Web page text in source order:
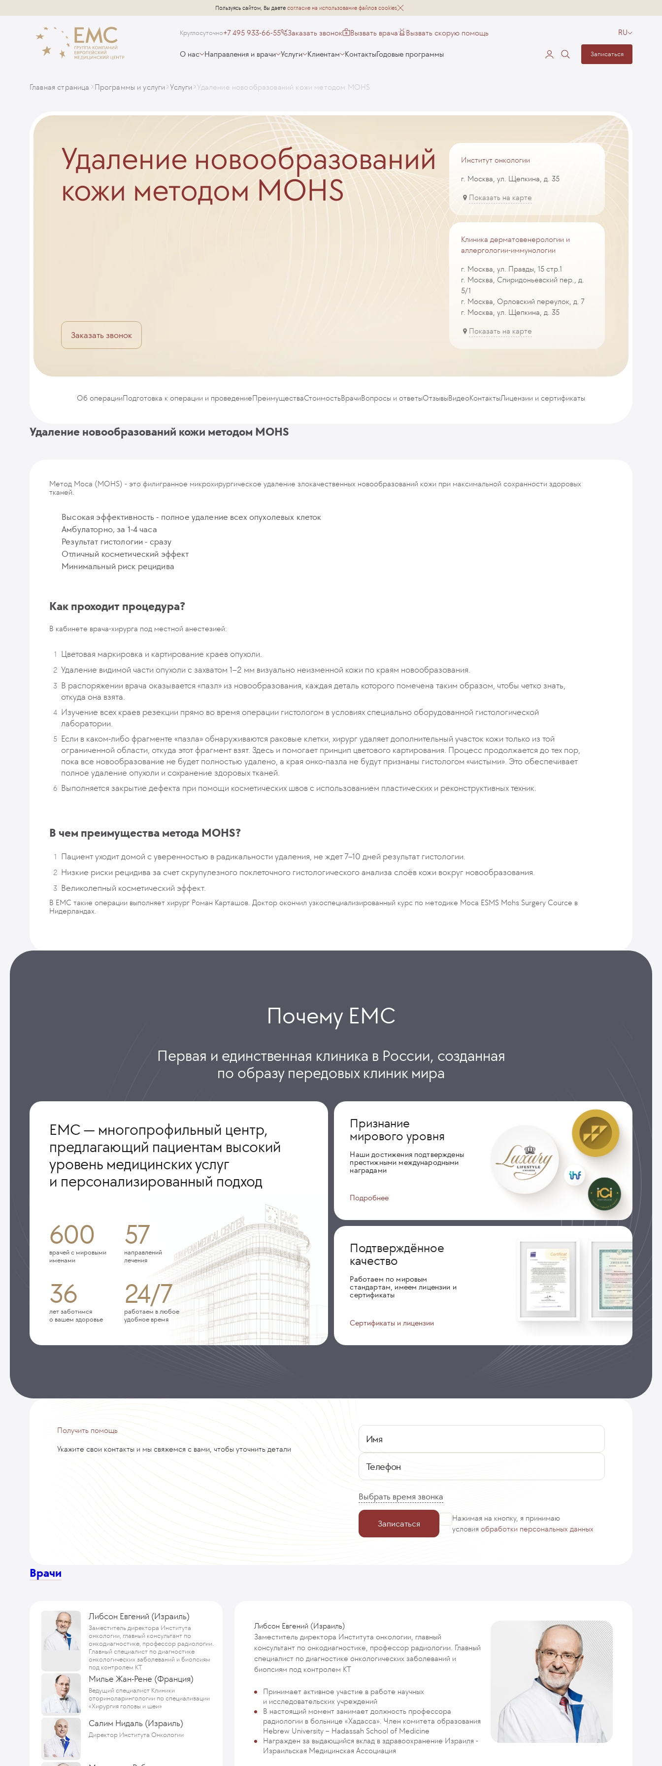
Пользуясь сайтом, Вы даете согласие на использование файлов cookies
Круглосуточно+7 495 933-66-55 Заказать звонок Вызвать врача Вызвать скорую помощь RU
О нас Направления и врачи Услуги Клиентам КонтактыГодовые программы Записаться
Главная страница Программы и услуги Услуги Удаление новообразований кожи методом MOHS
Удаление новообразований
кожи методом MOHS
Заказать звонок
Институт онкологии
г. Москва, ул. Щепкина, д. 35
Показать на карте
Клиника дерматовенерологии и
аллергологии-иммунологии
г. Москва, ул. Правды, 15 стр.1
г. Москва, Спиридоньевский пер., д.
5/1
г. Москва, Орловский переулок, д. 7
г. Москва, ул. Щепкина, д. 35
Показать на карте
Об операцииПодготовка к операции и проведениеПреимуществаСтоимостьВрачиВопросы и ответыОтзывыВидеоКонтактыЛицензии и сертификаты
Удаление новообразований кожи методом MOHS
Метод Моса (MOHS) - это филигранное микрохирургическое удаление злокачественных новообразований кожи при максимальной сохранности здоровых
тканей.
Высокая эффективность - полное удаление всех опухолевых клеток
Амбулаторно, за 1-4 часа
Результат гистологии - сразу
Отличный косметический эффект
Минимальный риск рецидива
Как проходит процедура?
В кабинете врача-хирурга под местной анестезией:
Цветовая маркировка и картирование краев опухоли.
Удаление видимой части опухоли с захватом 1–2 мм визуально неизменной кожи по краям новообразования.
В распоряжении врача оказывается «пазл» из новообразования, каждая деталь которого помечена таким образом, чтобы четко знать,
откуда она взята.
Изучение всех краев резекции прямо во время операции гистологом в условиях специально оборудованной гистологической
лаборатории.
Если в каком-либо фрагменте «пазла» обнаруживаются раковые клетки, хирург удаляет дополнительный участок кожи только из той
ограниченной области, откуда этот фрагмент взят. Здесь и помогает принцип цветового картирования. Процесс продолжается до тех пор,
пока все новообразование не будет полностью удалено, а края онко-пазла не будут признаны гистологом «чистыми». Это обеспечивает
полное удаление опухоли и сохранение здоровых тканей.
Выполняется закрытие дефекта при помощи косметических швов с использованием пластических и реконструктивных техник.
В чем преимущества метода MOHS?
Пациент уходит домой с уверенностью в радикальности удаления, не ждет 7–10 дней результат гистологии.
Низкие риски рецидива за счет скрупулезного поклеточного гистологического анализа слоёв кожи вокруг новообразования.
Великолепный косметический эффект.
В ЕМС такие операции выполняет хирург Роман Карташов. Доктор окончил узкоспециализированный курс по методике Моса ESMS Mohs Surgery Cource в
Нидерландах.
Почему ЕМС
Первая и единственная клиника в России, созданная
по образу передовых клиник мира
ЕМС — многопрофильный центр,
предлагающий пациентам высокий
уровень медицинских услуг
и персонализированный подход
600
врачей с мировыми
именами
57
направлений
лечения
36
лет заботимся
о вашем здоровье
24/7
работаем в любое
удобное время
Признание
мирового уровня
Наши достижения подтверждены
престижными международными
наградами
Подробнее
Подтверждённое
качество
Работаем по мировым
стандартам, имеем лицензии и
сертификаты
Сертификаты и лицензии
Получить помощь
Укажите свои контакты и мы свяжемся с вами, чтобы уточнить детали
Имя
Телефон
Выбрать время звонка
Нажимая на кнопку, я принимаю
условия обработки персональных данных
Записаться
Врачи
Либсон Евгений (Израиль)
Заместитель директора Института
онкологии, главный консультант по
онкодиагностике, профессор радиологии.
Главный специалист по диагностике
онкологических заболеваний и биопсиям
под контролем КТ
Милье Жан-Рене (Франция)
Ведущий специалист Клиники
оториноларингологии по специализации
«Хирургия головы и шеи»
Салим Нидаль (Израиль)
Директор Института Онкологии
Либсон Евгений (Израиль)
Заместитель директора Института онкологии, главный
консультант по онкодиагностике, профессор радиологии. Главный
специалист по диагностике онкологических заболеваний и
биопсиям под контролем КТ
Принимает активное участие в работе научных
и исследовательских учреждений
В настоящий момент занимает должность профессора
радиологии в больнице «Хадасса». Член комитета образования
Hebrew University – Hadassah School of Medicine
Награжден за выдающийся вклад в здравоохранение Израиля -
Израильская Медицинская Ассоциация